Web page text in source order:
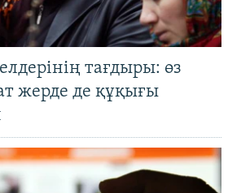
тағдыры: өз
жерде де құқығы